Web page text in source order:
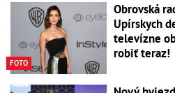
FOTO
Obrovská
Upírskych
televízne
robiť teraz!